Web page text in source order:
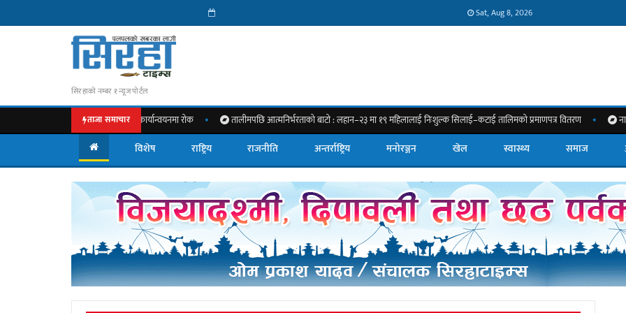
Sat, Aug 8, 2026
सिरहाको नम्बर १ न्यूज पोर्टल
ताजा समाचार
हस्तक्षेप, विकास बजेट कार्यान्वयनमा रोक तालीमपछि आत्मनिर्भरताको बाटो : लहान–२३ मा १९ महिलालाई निःशुल्क सिलाई–कटाई तालिमको प्रमाणपत्र वितरण नारामा होइन,
विशेष राष्ट्रिय राजनीति अन्तर्राष्ट्रिय मनोरञ्जन खेल स्वास्थ्य समाज